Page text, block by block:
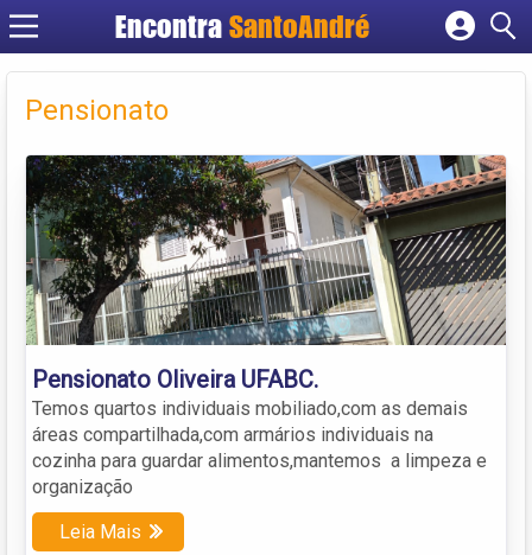
Encontra SantoAndré
Cadastrar empresa
Pensionato
Pensionato Oliveira UFABC.
Temos quartos individuais mobiliado,com as demais
áreas compartilhada,com armários individuais na
cozinha para guardar alimentos,mantemos a limpeza e
organização
Leia Mais